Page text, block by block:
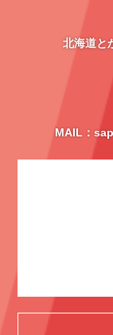
北海道と
MAIL：